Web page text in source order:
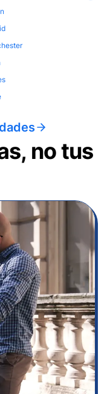
no tus